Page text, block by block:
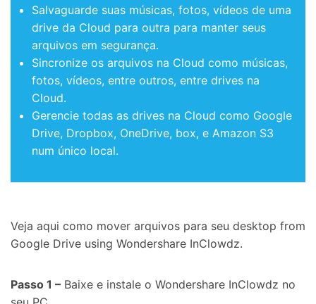
Salvaguarde suas músicas, fotos, vídeos de uma
drive da Cloud para outra para manter seus
arquivos em segurança.
Sincronize os arquivos na Cloud como músicas,
fotos, vídeos, entre outros, entre drives na
Cloud.
Gerencie todas as drives na Cloud como Google
Drive, Dropbox, OneDrive, box, e Amazon S3
num único local.
Veja aqui como mover arquivos para seu desktop from
Google Drive using Wondershare InClowdz.
Passo 1 – Baixe e instale o Wondershare InClowdz no